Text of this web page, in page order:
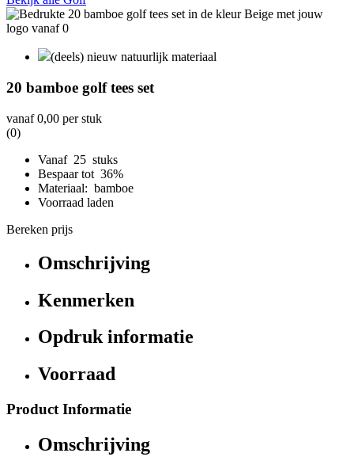
(deels) nieuw natuurlijk materiaal
20 bamboe golf tees set
vanaf0,00 per stuk
(0)
Vanaf 25 stuks
Bespaar tot 36%
Materiaal: bamboe
Voorraad laden
Bereken prijs
Omschrijving
Kenmerken
Opdruk informatie
Voorraad
Product Informatie
Omschrijving